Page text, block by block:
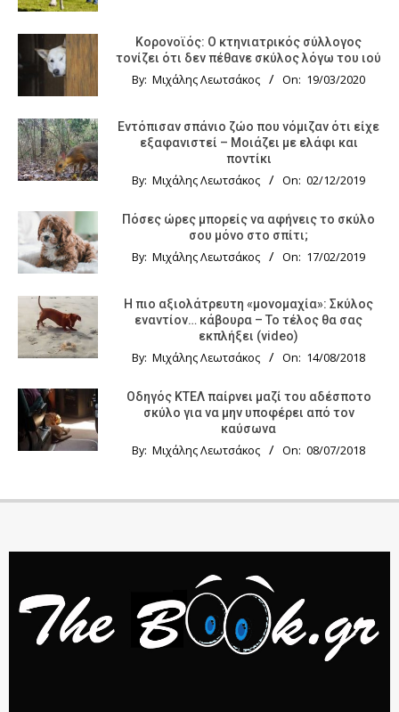
Κορονοϊός: Ο κτηνιατρικός σύλλογος
τονίζει ότι δεν πέθανε σκύλος λόγω του ιού
By: Μιχάλης Λεωτσάκος On: 19/03/2020
Εντόπισαν σπάνιο ζώο που νόμιζαν ότι είχε
εξαφανιστεί – Μοιάζει με ελάφι και
ποντίκι
By: Μιχάλης Λεωτσάκος On: 02/12/2019
Πόσες ώρες μπορείς να αφήνεις το σκύλο
σου μόνο στο σπίτι;
By: Μιχάλης Λεωτσάκος On: 17/02/2019
Η πιο αξιολάτρευτη «μονομαχία»: Σκύλος
εναντίον… κάβουρα – Το τέλος θα σας
εκπλήξει (video)
By: Μιχάλης Λεωτσάκος On: 14/08/2018
Οδηγός KTΕΛ παίρνει μαζί του αδέσποτο
σκύλο για να μην υποφέρει από τον
καύσωνα
By: Μιχάλης Λεωτσάκος On: 08/07/2018